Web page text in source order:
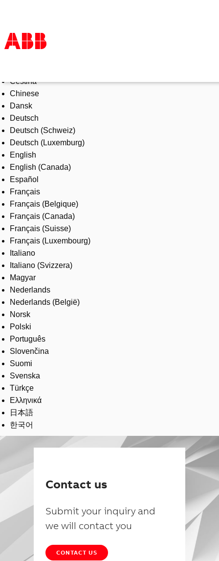
Products & Solutions
Industries
Services
About us
Where to buy
Contact us
Careers
Čeština
Chinese
Dansk
Deutsch
Deutsch (Schweiz)
Deutsch (Luxemburg)
English
English (Canada)
Español
Français
Français (Belgique)
Français (Canada)
Français (Suisse)
Français (Luxembourg)
Italiano
Italiano (Svizzera)
Magyar
Nederlands
Nederlands (België)
Norsk
Polski
Português
Slovenčina
Suomi
Svenska
Türkçe
Ελληνικά
日本語
한국어
Contact us
Submit your inquiry and
we will contact you
CONTACT US